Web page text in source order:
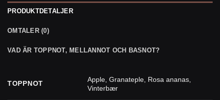
PRODUKTDETALJER
OMTALER (0)
VAD ÄR TOPPNOT, MELLANNOT OCH BASNOT?
TOPPNOT Apple,Granateple, Rosa ananas,
Vinterbær